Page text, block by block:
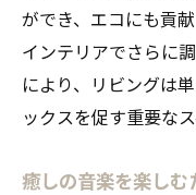
ができ、エコにも貢
インテリアでさらに
により、リビングは
ックスを促す重要な
癒しの音楽を楽し